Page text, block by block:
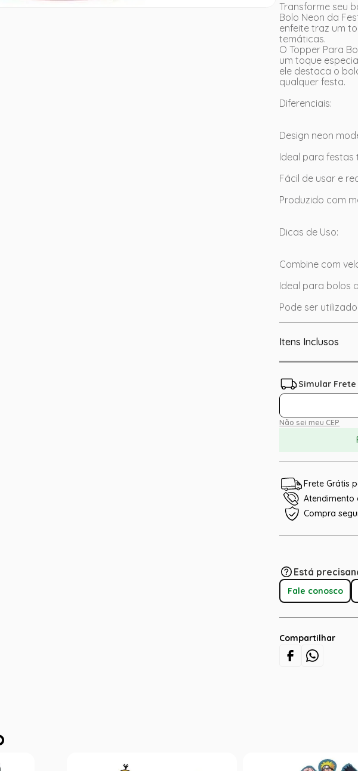
Transforme seu
Bolo Neon da
enfeite traz um
temáticas.
O Topper Para
um toque
ele destaca o
qualquer festa.
Diferenciais:
Design neon
Ideal para festas
Fácil de usar e
Produzido com
Dicas de Uso:
Combine com
Ideal para bolos
Pode ser
Itens Inclusos
Não sei meu CEP
Frete Grátis
Atendimento
Compra
Está
Fale conosco
Compartilhar